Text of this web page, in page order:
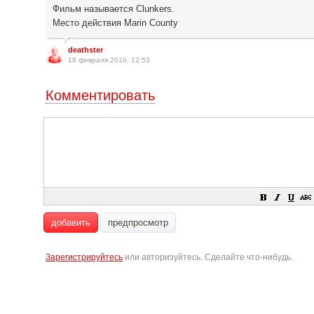
Фильм называется Clunkers.
Место действия Marin County
deathster
18 февраля 2010, 12:53
Комментировать
добавить предпросмотр
Зарегистрируйтесь или авторизуйтесь. Сделайте что-нибудь.